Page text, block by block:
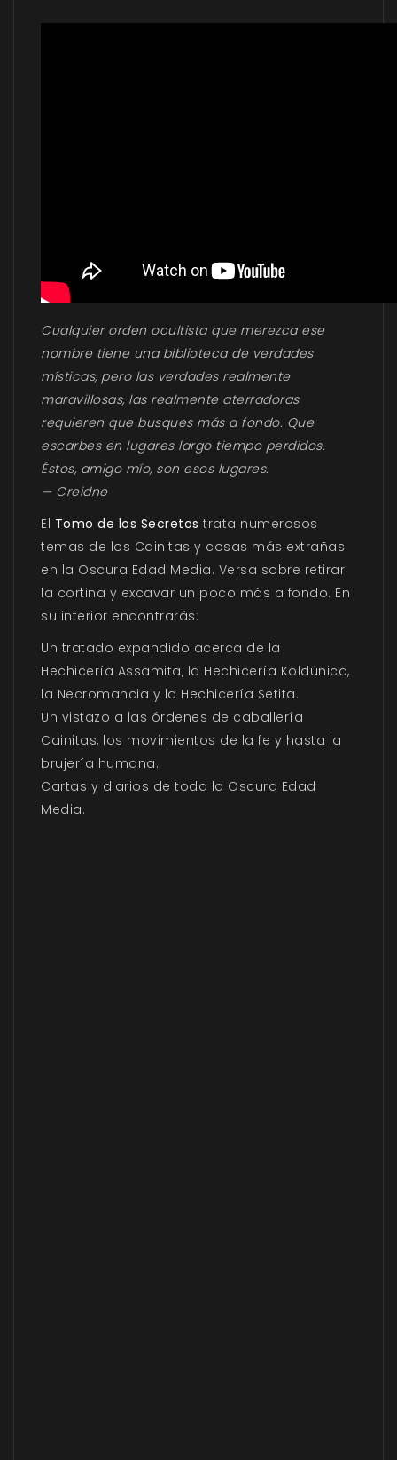
Cualquier orden ocultista que merezca ese
nombre tiene una biblioteca de verdades
místicas, pero las verdades realmente
maravillosas, las realmente aterradoras
requieren que busques más a fondo. Que
escarbes en lugares largo tiempo perdidos.
Éstos, amigo mío, son esos lugares.
— Creidne
El Tomo de los Secretos trata numerosos
temas de los Cainitas y cosas más extrañas
en la Oscura Edad Media. Versa sobre retirar
la cortina y excavar un poco más a fondo. En
su interior encontrarás:
Un tratado expandido acerca de la
Hechicería Assamita, la Hechicería Koldúnica,
la Necromancia y la Hechicería Setita.
Un vistazo a las órdenes de caballería
Cainitas, los movimientos de la fe y hasta la
brujería humana.
Cartas y diarios de toda la Oscura Edad
Media.